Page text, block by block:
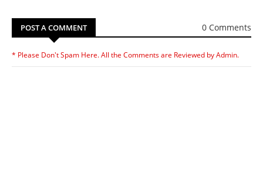
POST A COMMENT 0 Comments
* Please Don't Spam Here. All the Comments are Reviewed by Admin.